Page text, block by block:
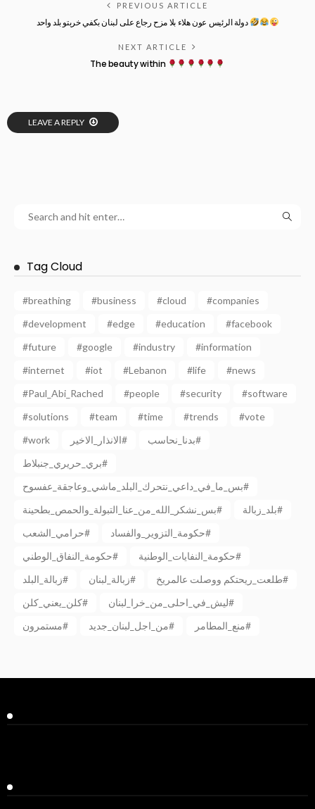
PREVIOUS ARTICLE
دولة الرئيس عون هلاء بلا مزح رجاع على لبنان بكفي خربتو بلد واحد
NEXT ARTICLE
The beauty within
LEAVE A REPLY
Tag Cloud
#breathing #business #cloud
#companies
#development
#edge #education
#facebook
#future
#google #industry
#information
#internet
#iot #Lebanon #life
#news
#Paul_Abi_Rached
#people #security
#software
#solutions
#team #time #trends
#vote
#work
الانذار_الاخير#
بدنا_نحاسب#
بري_حريري_جنبلاط#
بس_ما_في_داعي_نتحرك_البلد_ماشي_وعاجقة_عفسوح#
بس_نشكر_الله_من_عنا_التبولة_والحمص_بطحينة#
بلد_زبالة#
حرامي_الشعب#
حكومة_التزوير_والفساد#
حكومة_النفاق_الوطني#
حكومة_النفايات_الوطنية#
زبالة_البلد#
زبالة_لبنان#
طلعت_ريحتكم ووصلت عالمريخ#
كلن_يعني_كلن#
ليش_في_احلى_من_خرا_لبنان#
مستمرون#
من_اجل_لبنان_جديد# منع_المطامر#